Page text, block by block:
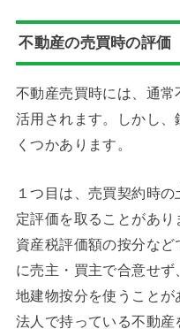
不動産の売買時の評価
不動産売買時には、通
活用されます。しかし
くつかあります。
１つ目は、売買契約時
定評価を取ることがあ
資産税評価額の按分な
に売主・買主で合意せ
地建物按分を使うことが
法人で持っている不動